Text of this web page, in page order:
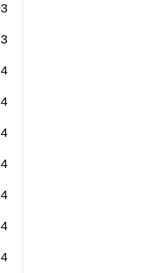
3 חד’ במעגל (1960) קומה 0/8, 86 מ”ר. נמכרה בכ- 2.42 מליון ₪.
3 חד’ באומאמי (2021) קומה 7/31, 80 מ”ר, חניה. נמכרה ב- 2.8 מליון ₪.
4 חד’ בפנקס (1960) קומה 1/6, 68 מ”ר. נמכרה ב- 2.36 מליון ₪.
4 חד’ בביאליק (1990) קומה 6/7, 116 מ”ר. נמכרה בכ- 2.67 מליון ₪.
4 חד’ במעגל (1970) קומה 4/8, 103 מ”ר. נמכרה ב- 2.85 מליון ₪.
4 חד’ בבטחון (1970) קומה 3/7, 113 מ”ר, חניה. נמכרה ב- 2.87 מליון ₪.
4 חד’ בלוי אשכול (2016) קומה 11/13, 125מ”ר, חניה. נמכרה ב- 3.04 מליון ₪.
4 חד’ בתאנה (בבניה) קומה 9/16, 118 מ”ר. נמכרה ב- 3.09 מליון ₪.
4 חד’ בזית (בבניה) קומה 5/7, 104 מ”ר. נמכרה בכ- 3.13 מליון ₪.